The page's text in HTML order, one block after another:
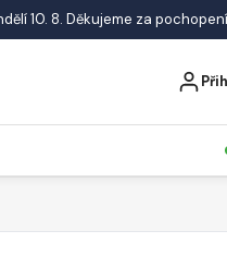
10. 8. Děkujeme za